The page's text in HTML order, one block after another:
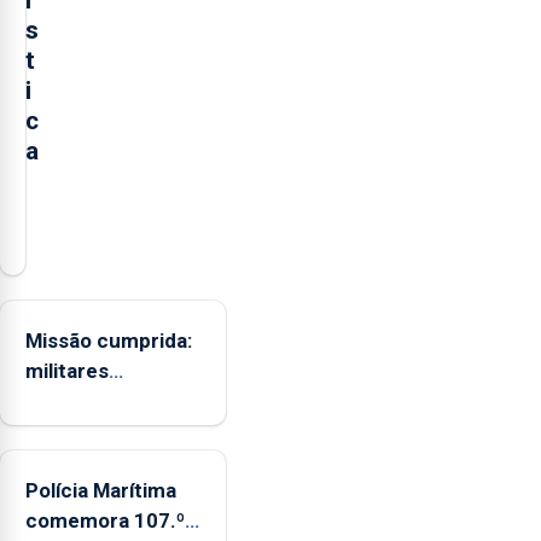
s
t
i
c
a
acusou
de
assumir
sobre
a
Missão cumprida:
militares
regressam após
Roménia
Polícia Marítima
comemora 107.º